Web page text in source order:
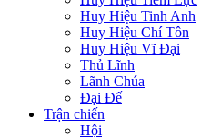
Huy Hiệu Tinh Anh
Huy Hiệu Chí Tôn
Huy Hiệu Vĩ Đại
Thủ Lĩnh
Lãnh Chúa
Đại Đế
Trận chiến
Hội